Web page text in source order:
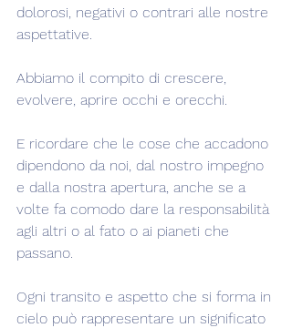
dolorosi, negativi o contrari alle nostre
aspettative.
Abbiamo il compito di crescere,
evolvere, aprire occhi e orecchi.
E ricordare che le cose che accadono
dipendono da noi, dal nostro impegno
e dalla nostra apertura, anche se a
volte fa comodo dare la responsabilità
agli altri o al fato o ai pianeti che
passano.
Ogni transito e aspetto che si forma in
cielo può rappresentare un significato